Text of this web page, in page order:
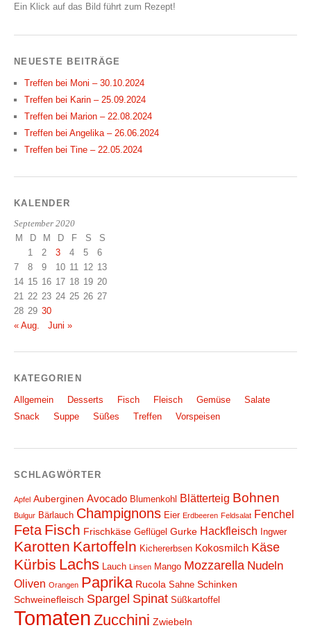
Ein Klick auf das Bild führt zum Rezept!
NEUESTE BEITRÄGE
Treffen bei Moni – 30.10.2024
Treffen bei Karin – 25.09.2024
Treffen bei Marion – 22.08.2024
Treffen bei Angelika – 26.06.2024
Treffen bei Tine – 22.05.2024
KALENDER
September 2020
M D M D F S
S
1
2 3 4 5
6
7
8 9 10 11 12 13
14 15 16 17 18 19 20
21 22 23 24 25 26 27
28 29 30
« Aug.
Juni »
KATEGORIEN
Allgemein Desserts Fisch Fleisch Gemüse
Salate
Snack
Suppe Süßes Treffen Vorspeisen
SCHLAGWÖRTER
Apfel Auberginen Avocado Blumenkohl Blätterteig Bohnen
Bulgur Bärlauch Champignons Eier Erdbeeren Feldsalat Fenchel
Feta Fisch Frischkäse Geflügel Gurke Hackfleisch Ingwer
Karotten Kartoffeln Kichererbsen Kokosmilch Käse
Kürbis Lachs Lauch Linsen Mango Mozzarella Nudeln
Oliven Orangen Paprika Rucola Sahne Schinken
Schweinefleisch Spargel Spinat Süßkartoffel
Tomaten Zucchini Zwiebeln